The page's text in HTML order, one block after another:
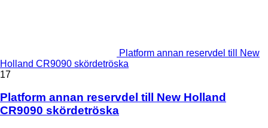
Platform annan reservdel till New
Holland CR9090 skördetröska
17
Platform annan reservdel till New Holland
CR9090 skördetröska